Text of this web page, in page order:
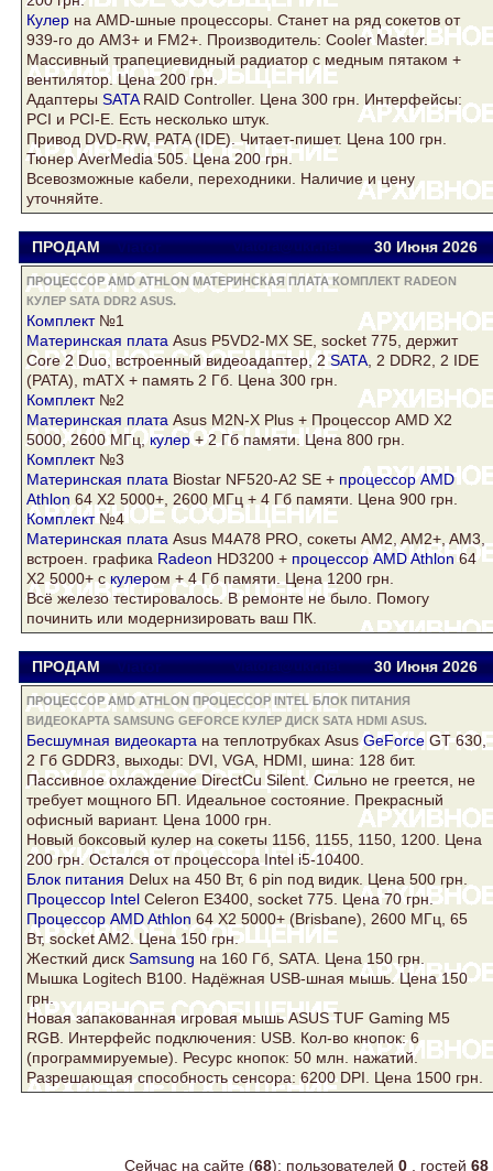
Кулер на AMD-шные процессоры. Станет на ряд сокетов от
939-го до AM3+ и FM2+. Производитель: Cooler Master.
Массивный трапециевидный радиатор с медным пятаком +
вентилятор. Цена 200 грн.
Адаптеры SATARAID Controller. Цена 300 грн. Интерфейсы:
PCI и PCI-E. Есть несколько штук.
Привод DVD-RW, PATA (IDE). Читает-пишет. Цена 100 грн.
Тюнер AverMedia 505. Цена 200 грн.
Всевозможные кабели, переходники. Наличие и цену
уточняйте.
ПРОДАМ Viator viatora@ukr.net 30 Июня 2026
ПРОЦЕССОР AMD ATHLON МАТЕРИНСКАЯ ПЛАТА КОМПЛЕКТ RADEON
КУЛЕР SATA DDR2 ASUS.
Комплект№1
Материнская плата Asus P5VD2-MX SE, socket 775, держит
Core 2 Duo, встроенный видеоадаптер, 2SATA , 2 DDR2 , 2 IDE
(PATA), mATX + память 2 Гб. Цена 300 грн.
Комплект№2
Материнская плата Asus M2N-X Plus + Процессор AMD X2
5000, 2600 МГц,кулер+ 2 Гб памяти. Цена 800 грн.
Комплект№3
Материнская плата Biostar NF520-A2 SE + процессор AMD
Athlon 64 Х2 5000+, 2600 МГц + 4 Гб памяти. Цена 900 грн.
Комплект№4
Материнская плата Asus M4A78 PRO, сокеты AM2, AM2+, AM3,
встроен. графика Radeon HD3200 + процессор AMD Athlon64
Х2 5000+ скулером + 4 Гб памяти. Цена 1200 грн.
Всё железо тестировалось. В ремонте не было. Помогу
починить или модернизировать ваш ПК.
ПРОДАМ Viator viatora@ukr.net 30 Июня 2026
ПРОЦЕССОР AMD ATHLON ПРОЦЕССОР INTEL БЛОК ПИТАНИЯ
ВИДЕОКАРТА SAMSUNG GEFORCE КУЛЕР ДИСК SATA HDMI ASUS.
Беcшумная видеокарта на теплотрубках Asus GeForce GT 630,
2 Гб GDDR3, выходы: DVI, VGA, HDMI , шина: 128 бит.
Пассивное охлаждение DirectCu Silent. Сильно не греется, не
требует мощного БП. Идеальное состояние. Прекрасный
офисный вариант. Цена 1000 грн.
Новый боксовый кулер на сокеты 1156, 1155, 1150, 1200. Цена
200 грн. Остался от процессора Intel i5-10400.
Блок питания Delux на 450 Вт, 6 pin под видик. Цена 500 грн.
Процессор Intel Celeron E3400, socket 775. Цена 70 грн.
Процессор AMD Athlon 64 Х2 5000+ (Brisbane), 2600 МГц, 65
Вт, socket AM2. Цена 150 грн.
Жесткий диск Samsung на 160 Гб, SATA . Цена 150 грн.
Мышка Logitech B100. Надёжная USB-шная мышь. Цена 150
грн.
Новая запакованная игровая мышь ASUS TUF Gaming M5
RGB. Интерфейс подключения: USB. Кол-во кнопок: 6
(программируемые). Ресурс кнопок: 50 млн. нажатий.
Разрешающая способность сенсора: 6200 DPI. Цена 1500 грн.
Сейчас на сайте (68): пользователей 0 , гостей 68